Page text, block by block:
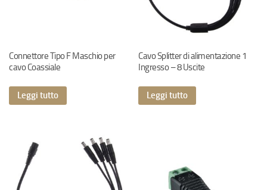
Connettore Tipo F Maschio per
cavo Coassiale
Leggi tutto
Cavo Splitter di alimentazione 1
Ingresso – 8 Uscite
Leggi tutto